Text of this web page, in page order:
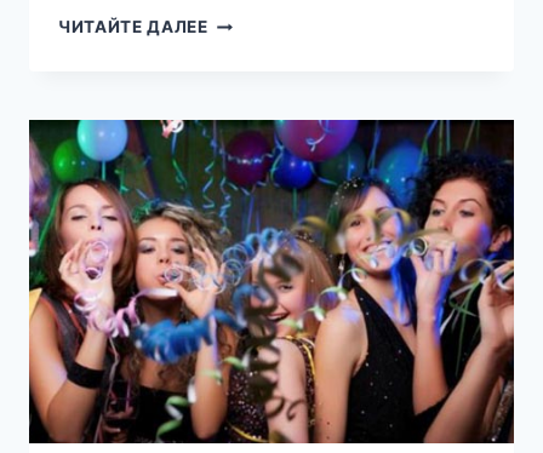
ЧИТАЙТЕ ДАЛЕЕКАК
ВЫПУСКНОЙ